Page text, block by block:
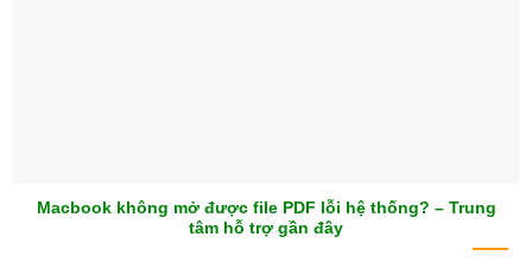
Macbook không mở được file PDF lỗi hệ thống? – Trung
tâm hỗ trợ gần đây